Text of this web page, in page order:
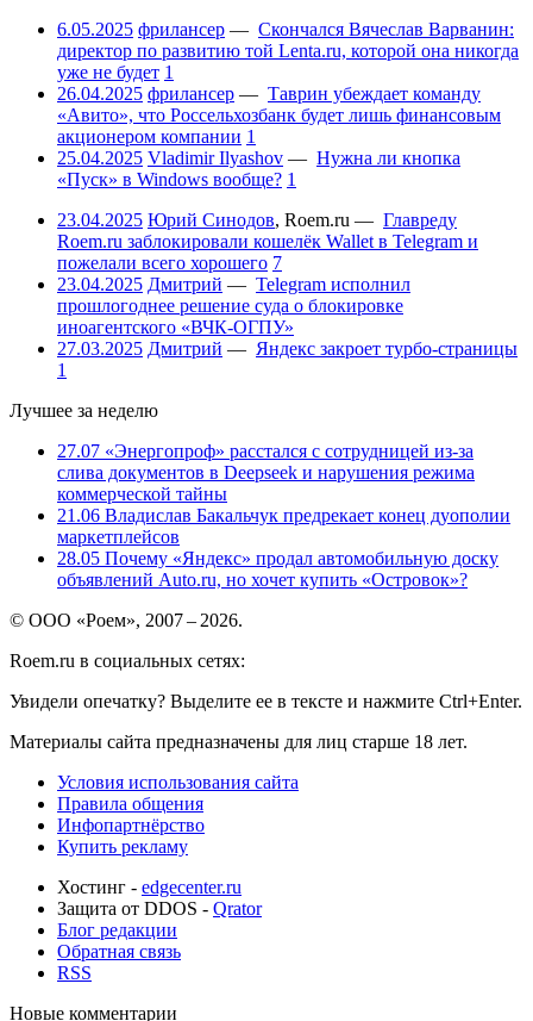
6.05.2025 фрилансер — Скончался Вячеслав Варванин:
директор по развитию той Lenta.ru, которой она никогда
уже не будет 1
26.04.2025 фрилансер — Таврин убеждает команду
«Авито», что Россельхозбанк будет лишь финансовым
акционером компании 1
25.04.2025 Vladimir Ilyashov — Нужна ли кнопка
«Пуск» в Windows вообще? 1
23.04.2025 Юрий Синодов, Roem.ru — Главреду
Roem.ru заблокировали кошелёк Wallet в Telegram и
пожелали всего хорошего 7
23.04.2025 Дмитрий — Telegram исполнил
прошлогоднее решение суда о блокировке
иноагентского «ВЧК-ОГПУ»
27.03.2025 Дмитрий — Яндекс закроет турбо-страницы
1
Лучшее за неделю
27.07 «Энергопроф» расстался с сотрудницей из-за
слива документов в Deepseek и нарушения режима
коммерческой тайны
21.06 Владислав Бакальчук предрекает конец дуополии
маркетплейсов
28.05 Почему «Яндекс» продал автомобильную доску
объявлений Auto.ru, но хочет купить «Островок»?
© ООО «Роем», 2007 – 2026.
Roem.ru в социальных сетях:
Увидели опечатку? Выделите ее в тексте и нажмите Ctrl+Enter.
Материалы сайта предназначены для лиц старше 18 лет.
Условия использования сайта
Правила общения
Инфопартнёрство
Купить рекламу
Хостинг - edgecenter.ru
Защита от DDOS - Qrator
Блог редакции
Обратная связь
RSS
Новые комментарии